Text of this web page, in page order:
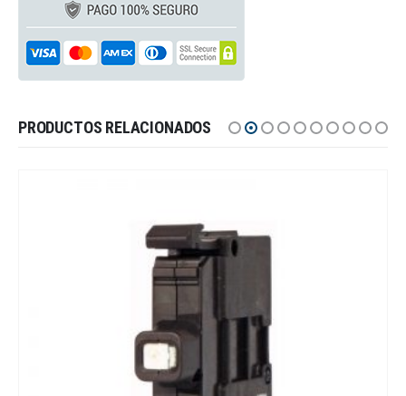
PRODUCTOS RELACIONADOS